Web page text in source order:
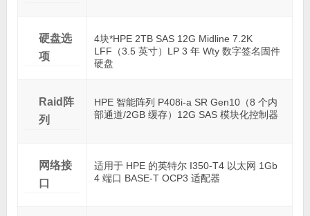
硬盘选
项
4块*HPE 2TB SAS 12G Midline 7.2K
LFF（3.5 英寸）LP 3 年 Wty 数字签名固件
硬盘
Raid阵
列
HPE 智能阵列 P408i-a SR Gen10（8 个内
部通道/2GB 缓存）12G SAS 模块化控制器
网络接
口
适用于 HPE 的英特尔 I350-T4 以太网 1Gb
4 端口 BASE-T OCP3 适配器